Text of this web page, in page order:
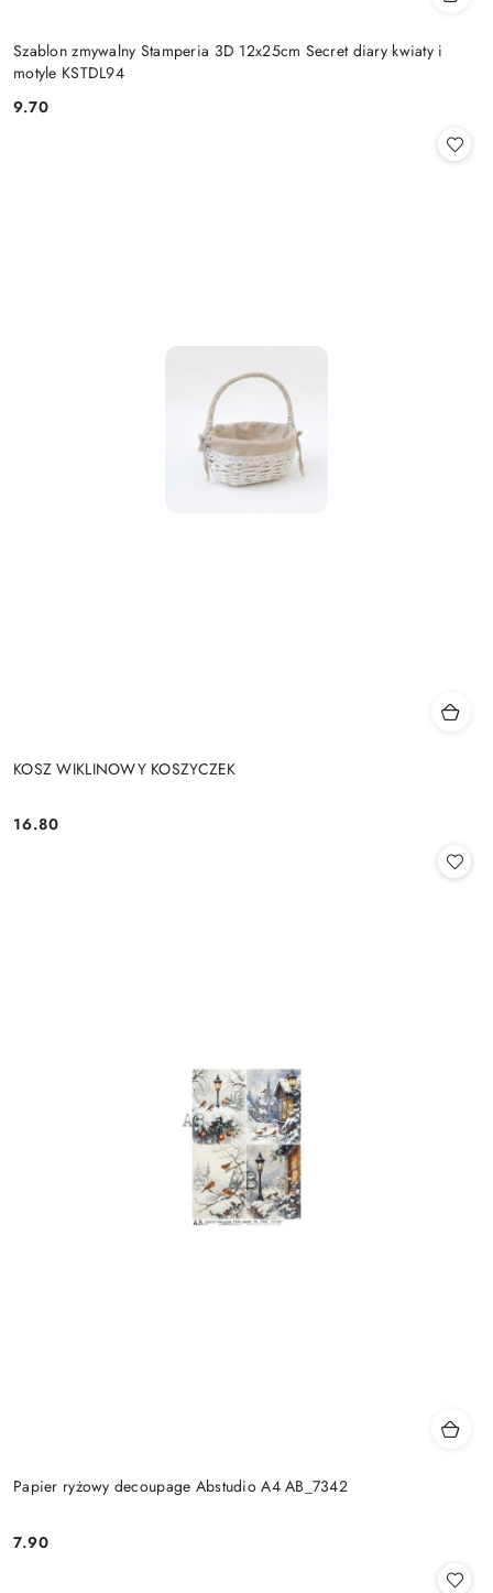
Szablon zmywalny Stamperia 3D 12x25cm Secret diary kwiaty i
motyle KSTDL94
Cena:
9.70
KOSZ WIKLINOWY KOSZYCZEK
Cena:
16.80
Papier ryżowy decoupage Abstudio A4 AB_7342
Cena:
7.90